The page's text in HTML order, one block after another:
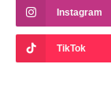
Instagram
TikTok